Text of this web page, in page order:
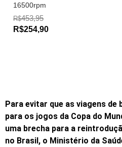
16500rpm
R$453,95
R$254,90
Para evitar que as viagens de
para os jogos da Copa do
uma brecha para a
no Brasil, o Ministério da